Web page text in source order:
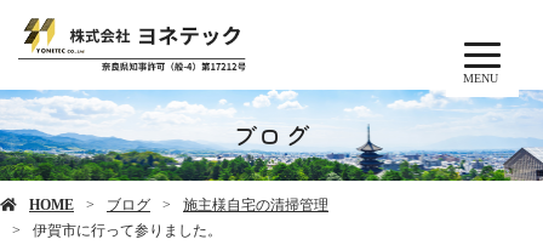
MENU
ブログ
HOME ブログ
施主様自宅の清掃管理
伊賀市に行って参りました。